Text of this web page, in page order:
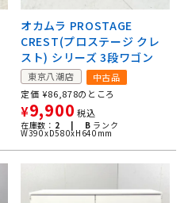
オカムラ PROSTAGE
CREST(プロステージ クレ
スト) シリーズ 3段ワゴン
東京八潮店
中古品
定価 ¥86,878のところ
¥9,900 税込
在庫数： 2 | B ランク
W390xD580xH640mm